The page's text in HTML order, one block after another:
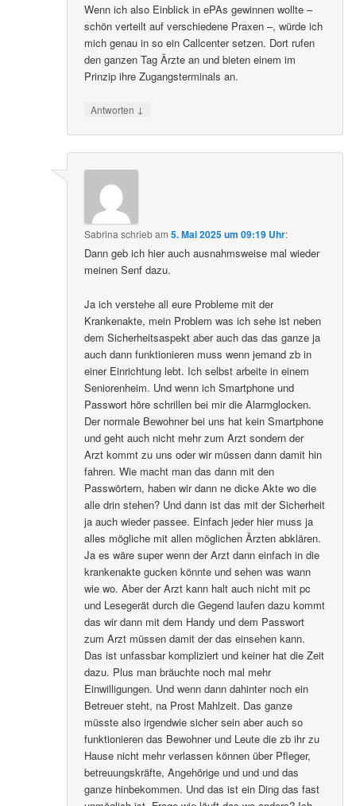
Wenn ich also Einblick in ePAs gewinnen wollte –
schön verteilt auf verschiedene Praxen –, würde ich
mich genau in so ein Callcenter setzen. Dort rufen
den ganzen Tag Ärzte an und bieten einem im
Prinzip ihre Zugangsterminals an.
Antworten ↓
Sabrinaschriebam5. Mai 2025 um 09:19 Uhr:
Dann geb ich hier auch ausnahmsweise mal wieder
meinen Senf dazu.
Ja ich verstehe all eure Probleme mit der
Krankenakte, mein Problem was ich sehe ist neben
dem Sicherheitsaspekt aber auch das das ganze ja
auch dann funktionieren muss wenn jemand zb in
einer Einrichtung lebt. Ich selbst arbeite in einem
Seniorenheim. Und wenn ich Smartphone und
Passwort höre schrillen bei mir die Alarmglocken.
Der normale Bewohner bei uns hat kein Smartphone
und geht auch nicht mehr zum Arzt sondern der
Arzt kommt zu uns oder wir müssen dann damit hin
fahren. Wie macht man das dann mit den
Passwörtern, haben wir dann ne dicke Akte wo die
alle drin stehen? Und dann ist das mit der Sicherheit
ja auch wieder passee. Einfach jeder hier muss ja
alles mögliche mit allen möglichen Ärzten abklären.
Ja es wäre super wenn der Arzt dann einfach in die
krankenakte gucken könnte und sehen was wann
wie wo. Aber der Arzt kann halt auch nicht mit pc
und Lesegerät durch die Gegend laufen dazu kommt
das wir dann mit dem Handy und dem Passwort
zum Arzt müssen damit der das einsehen kann.
Das ist unfassbar kompliziert und keiner hat die Zeit
dazu. Plus man bräuchte noch mal mehr
Einwilligungen. Und wenn dann dahinter noch ein
Betreuer steht, na Prost Mahlzeit. Das ganze
müsste also irgendwie sicher sein aber auch so
funktionieren das Bewohner und Leute die zb ihr zu
Hause nicht mehr verlassen können über Pfleger,
betreuungskräfte, Angehörige und und und das
ganze hinbekommen. Und das ist ein Ding das fast